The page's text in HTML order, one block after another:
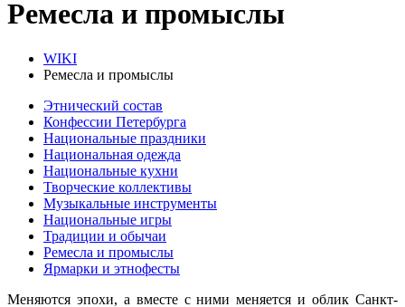
Ремесла и промыслы
WIKI
Ремесла и промыслы
Этнический состав
Конфессии Петербурга
Национальные праздники
Национальная одежда
Национальные кухни
Творческие коллективы
Музыкальные инструменты
Национальные игры
Традиции и обычаи
Ремесла и промыслы
Ярмарки и этнофесты
Меняются эпохи, а вместе с ними меняется и облик Санкт-